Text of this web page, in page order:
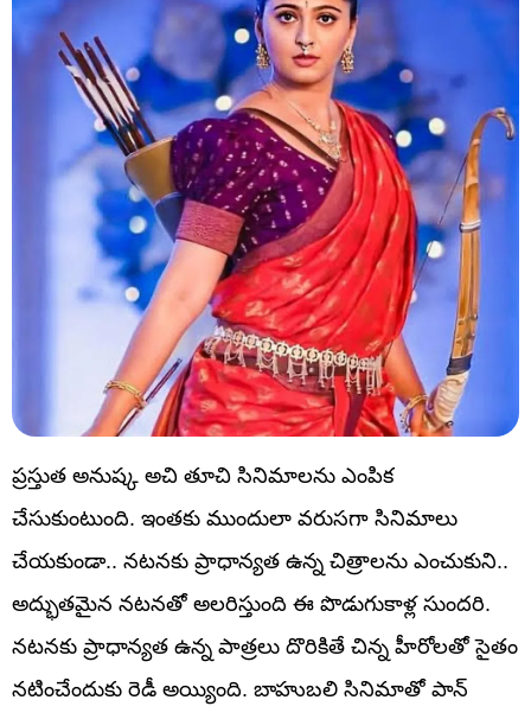
ప్రస్తుత అనుష్క అచి తూచి సినిమాలను ఎంపిక
చేసుకుంటుంది. ఇంతకు ముందులా వరుసగా సినిమాలు
చేయకుండా.. నటనకు ప్రాధాన్యత ఉన్న చిత్రాలను ఎంచుకుని..
అద్భుతమైన నటనతో అలరిస్తుంది ఈ పొడుగుకాళ్ల సుందరి.
నటనకు ప్రాధాన్యత ఉన్న పాత్రలు దొరికితే చిన్న హీరోలతో సైతం
నటించేందుకు రెడీ అయ్యింది. బాహుబలి సినిమాతో పాన్